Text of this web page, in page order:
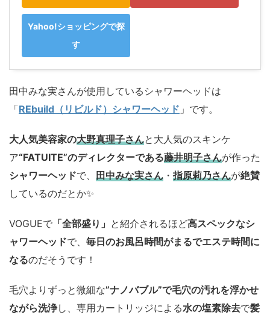
Yahoo!ショッピングで探
す
田中みな実さんが使用しているシャワーヘッドは
「REbuild（リビルド）シャワーヘッド 」です。
大人気美容家の大野真理子さんと大人気のスキンケ
ア“FATUITE”のディレクターである藤井明子さんが作った
シャワーヘッドで、 田中みな実さん ・ 指原莉乃さんが絶賛
しているのだとか✨️
VOGUEで 「全部盛り」 と紹介されるほど高スペックなシ
ャワーヘッドで、 毎日のお風呂時間がまるでエステ時間に
なるのだそうです！
毛穴よりずっと微細な”ナノバブル”で毛穴の汚れを浮かせ
ながら洗浄し、専用カートリッジによる水の塩素除去で髪